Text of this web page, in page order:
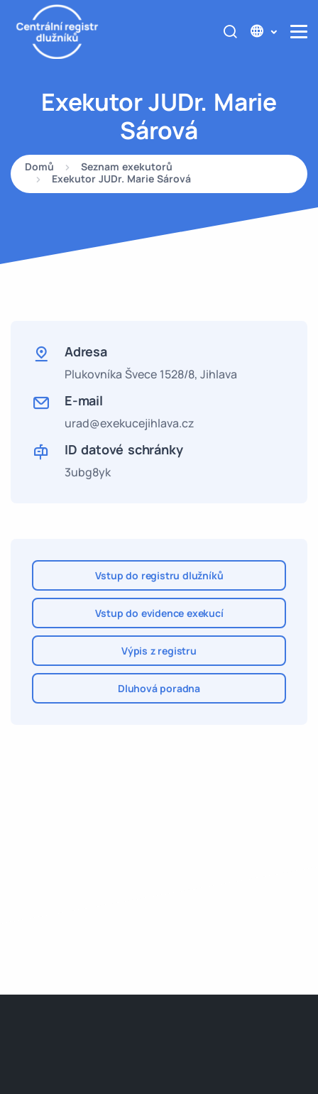
Exekutor JUDr. Marie
Sárová
Domů
Seznam exekutorů
Exekutor JUDr. Marie Sárová
Adresa
Plukovníka Švece 1528/8, Jihlava
E-mail
urad@exekucejihlava.cz
ID datové schránky
3ubg8yk
Vstup do registru dlužníků
Vstup do evidence exekucí
Výpis z registru
Dluhová poradna